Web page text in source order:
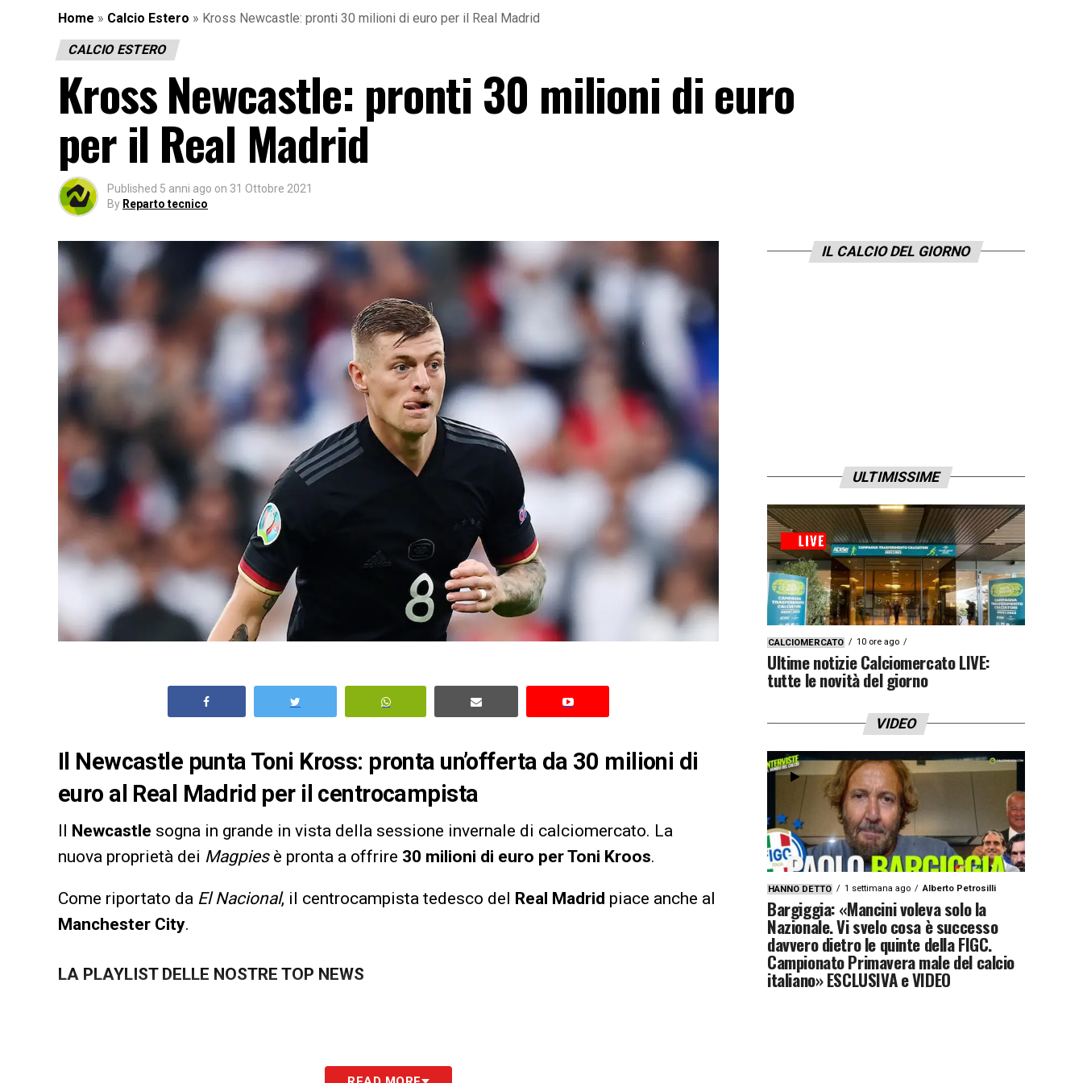
Home » Calcio Estero » Kross Newcastle: pronti 30 milioni di euro per il Real Madrid
CALCIO ESTERO
Kross Newcastle: pronti 30 milioni di euro
per il Real Madrid
Published 5 anni ago on 31 Ottobre 2021
By Reparto tecnico
Il Newcastle punta Toni Kross: pronta un’offerta da 30 milioni di
euro al Real Madrid per il centrocampista
Il Newcastle sogna in grande in vista della sessione invernale di calciomercato. La
nuova proprietà dei Magpies è pronta a offrire 30 milioni di euro per Toni Kroos.
Come riportato da El Nacional, il centrocampista tedesco del Real Madrid piace anche al
Manchester City.
LA PLAYLIST DELLE NOSTRE TOP NEWS
IL CALCIO DEL GIORNO
ULTIMISSIME
CALCIOMERCATO 10 ore ago
Ultime notizie Calciomercato LIVE:
tutte le novità del giorno
VIDEO
HANNO DETTO 1 settimana ago Alberto Petrosilli
Bargiggia: «Mancini voleva solo la
Nazionale. Vi svelo cosa è successo
davvero dietro le quinte della FIGC.
Campionato Primavera male del calcio
italiano» ESCLUSIVA e VIDEO